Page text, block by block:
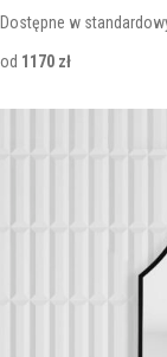
Dostępne w
od 1170 zł